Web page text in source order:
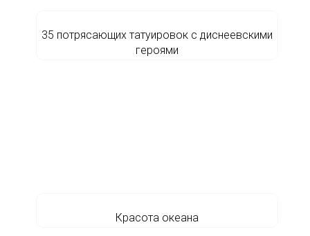
35 потрясающих татуировок с диснеевскими
героями
Красота океана